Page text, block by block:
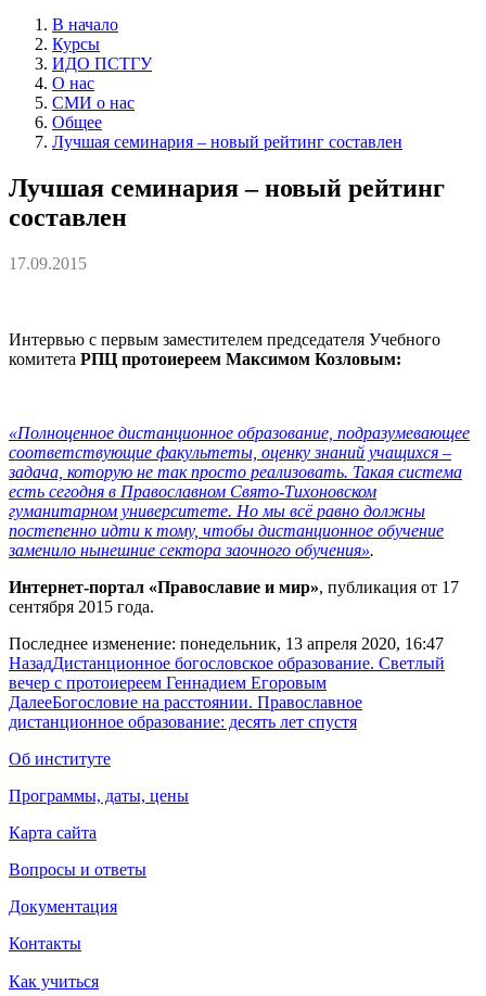
В начало
Курсы
ИДО ПСТГУ
О нас
СМИ о нас
Общее
Лучшая семинария – новый рейтинг составлен
Лучшая семинария – новый рейтинг
составлен
17.09.2015
Интервью с первым заместителем председателя Учебного
комитета РПЦ протоиереем Максимом Козловым:
«Полноценное дистанционное образование, подразумевающее
соответствующие факультеты, оценку знаний учащихся –
задача, которую не так просто реализовать. Такая система
есть сегодня в Православном Свято-Тихоновском
гуманитарном университете. Но мы всё равно должны
постепенно идти к тому, чтобы дистанционное обучение
заменило нынешние сектора заочного обучения».
Интернет-портал «Православие и мир», публикация от 17
сентября 2015 года.
Последнее изменение: понедельник, 13 апреля 2020, 16:47
НазадДистанционное богословское образование. Светлый
вечер с протоиереем Геннадием Егоровым
ДалееБогословие на расстоянии. Православное
дистанционное образование: десять лет спустя
Об институте
Программы, даты, цены
Карта сайта
Вопросы и ответы
Документация
Контакты
Как учиться